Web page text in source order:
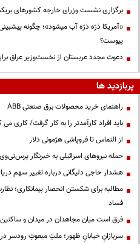
برگزاری نشست وزرای خارجه کشورهای
«آمریکا ذرّه ذرّه آب میشود»؛ چگونه
پیوست؟
دعوت مجدد عربستان از نخست‌وزیر عراق
پربازدید ها
راهنمای خرید محصولات برق صنعتی ABB
باید افراد کارآمدتر را به کار گرفت/
از التماس تا فروپاشی هژمونی دلار
حمله نیروهای اسرائیلی به خبرنگار پرس‌تی‌وی
هشدار حاجی دلیگانی درباره تغییر سهم
مطالبه برای شکستن انحصار پیمانکاری؛
فساد
فرق است میان مجاهدان در میدان و ساکتین
سربازانِ خیابانِ ظهور؛ ملتِ مبعوثِ رودسر